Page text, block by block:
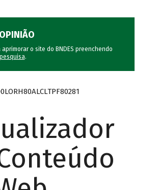
o site do BNDES preenchendo
pesquisa.